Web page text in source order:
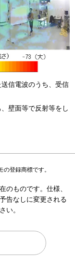
信電波のうち、受信
壁面等で反射等をし
の登録商標です。
のものです。仕様、
告なしに変更される
い。